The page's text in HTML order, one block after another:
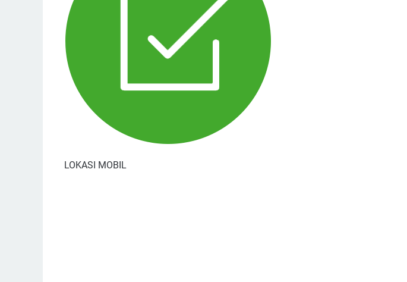
LOKASI MOBIL